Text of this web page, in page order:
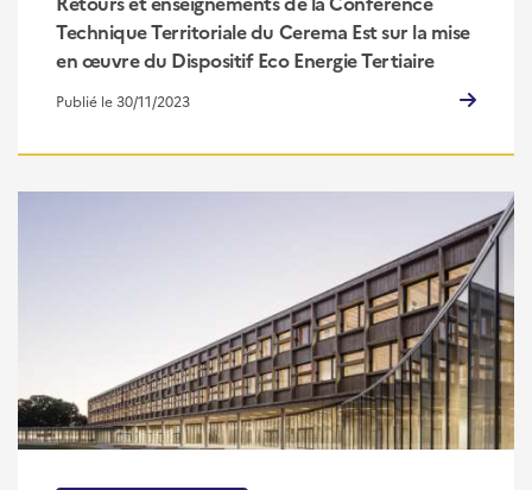
Technique Territoriale du Cerema Est sur la mise
en œuvre du Dispositif Eco Energie Tertiaire
Publié le 30/11/2023